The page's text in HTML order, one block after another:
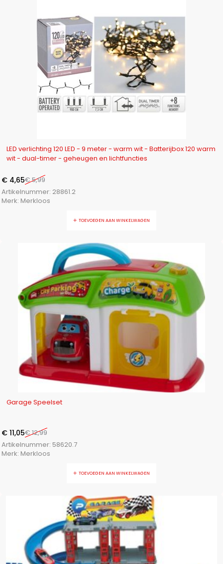
LED verlichting 120 LED - 9 meter - warm wit - Batterijbox 120 warm
wit - dual-timer - geheugen en lichtfuncties
€5,99
€ 4,65
Artikelnummer: 28861.2
Merk: Merkloos
TOEVOEGEN AAN WINKELWAGEN
Garage Speelset
€12,99
€ 11,05
Artikelnummer: 58620.7
Merk: Merkloos
TOEVOEGEN AAN WINKELWAGEN